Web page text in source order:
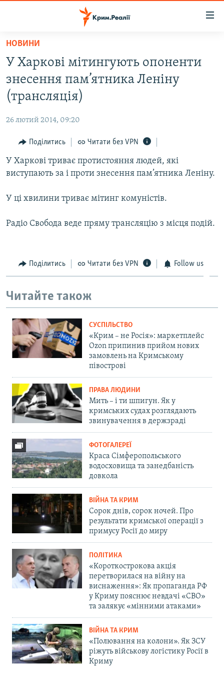
Перейти
основного
матеріалу
Перейти
до
основної
Перейти
пошуку
ВОДА.КРИМ
ВІДЕО ТА ФОТО
БЛОГИ
ПОГЛЯД
ІНТЕРВ'Ю
ВСЕ ЗА ДЕНЬ
СПЕЦПРОЕКТИ
УКРАЇНСЬКА ПРОБЛЕМА КРИМУ
Qırımtatar
Усі сайти RFE/RL
НОВИНИ
У Харкові мітингують опоненти
знесення пам’ятника Леніну
(трансляція)
26 лютий 2014, 09:20
Поділитись Читати без VPN
У Харкові триває протистояння людей, які
виступають за і проти знесення пам’ятника Леніну.
У ці хвилини триває мітинг комуністів.
Радіо Свобода веде пряму трансляцію з місця подій.
Поділитись Читати без VPN Follow us
Читайте також
СУСПІЛЬСТВО
«Крим – не Росія»: маркетплейс
Ozon припинив прийом нових
замовлень на Кримському
півострові
ПРАВА ЛЮДИНИ
Мить – і ти шпигун. Як у
кримських судах розглядають
звинувачення в держзраді
ФОТОГАЛЕРЕЇ
Краса Сімферопольського
водосховища та занедбаність
довкола
ВІЙНА ТА КРИМ
Сорок днів, сорок ночей. Про
результати кримської операції з
примусу Росії до миру
ПОЛІТИКА
«Короткострокова акція
перетворилася на війну на
виснаження»: Як пропаганда РФ
у Криму пояснює невдачі «СВО»
та залякує «мінними атаками»
ВІЙНА ТА КРИМ
«Полювання на колони». Як ЗСУ
ріжуть військову логістику Росії в
Криму